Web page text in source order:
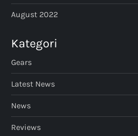
August 2022
Kategori
Gears
Latest News
News
Reviews